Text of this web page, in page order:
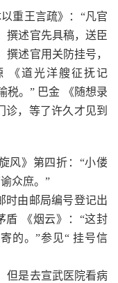
重王言疏》：“凡官
撰述官先具稿，送臣
述官用关防挂号，
《道光洋艘征抚记
税。” 巴金 《随想录
诊，等了许久才见到
风》第四折：“小偻
众庶。”
时由邮局编号登记出
盾 《烟云》：“这封
的。”参见“ 挂号信
但是去宣武医院看病